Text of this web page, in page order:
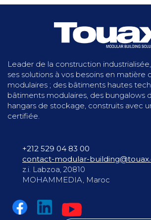
Leader de la construction
ses solutions à vos besoins en matière
modulaires ; des bâtiments hautes
bâtiments modulaires, des bungalows
hangars de stockage, construits avec
certifiée.
+212 529 04 83 00
contact-modular-
z.i. Labzoa, 20810
MOHAMMEDIA, Maroc